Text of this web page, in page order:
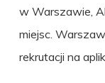
w Warszawie,
miejsc.
rekrutacji na